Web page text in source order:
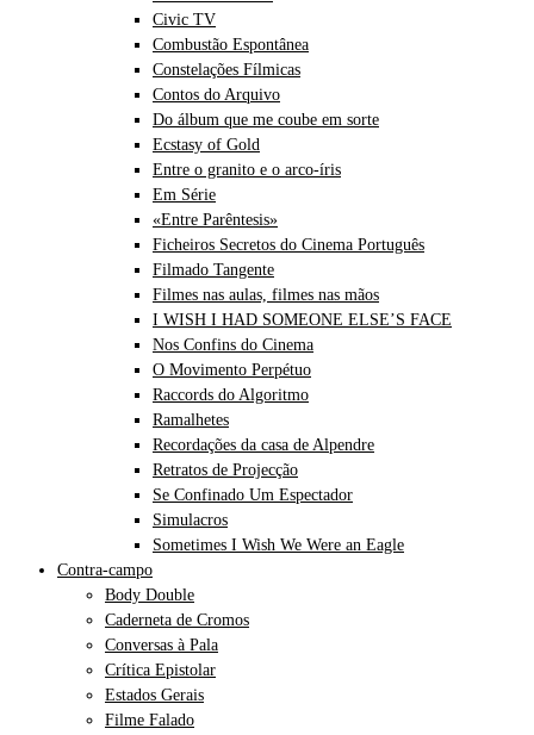
Civic TV
Combustão Espontânea
Constelações Fílmicas
Contos do Arquivo
Do álbum que me coube em sorte
Ecstasy of Gold
Entre o granito e o arco-íris
Em Série
«Entre Parêntesis»
Ficheiros Secretos do Cinema Português
Filmado Tangente
Filmes nas aulas, filmes nas mãos
I WISH I HAD SOMEONE ELSE’S FACE
Nos Confins do Cinema
O Movimento Perpétuo
Raccords do Algoritmo
Ramalhetes
Recordações da casa de Alpendre
Retratos de Projecção
Se Confinado Um Espectador
Simulacros
Sometimes I Wish We Were an Eagle
Contra-campo
Body Double
Caderneta de Cromos
Conversas à Pala
Crítica Epistolar
Estados Gerais
Filme Falado